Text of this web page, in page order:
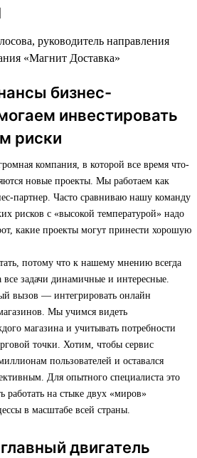
руководитель направления
«Магнит Доставка»
бизнес-
инвестировать
риски
компания, в которой все время что-
новые проекты. Мы работаем как
партнер. Часто сравниваю нашу команду
рисков с «высокой температурой» надо
какие проекты могут принести хорошую
потому что к нашему мнению всегда
задачи динамичные и интересные.
вызов — интегрировать онлайн
Мы учимся видеть
магазина и учитывать потребности
точки. Хотим, чтобы сервис
пользователей и оставался
Для опытного специалиста это
работать на стыке двух «миров»
в масштабе всей страны.
двигатель